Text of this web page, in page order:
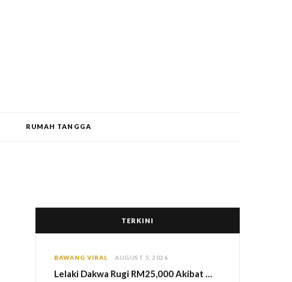
RUMAH TANGGA
TERKINI
BAWANG VIRAL AUGUST 5, 2026
Lelaki Dakwa Rugi RM25,000 Akibat Hutang Kutu, Polis Siasat Kaitan Dengan Kehilangan Tiga Beranak